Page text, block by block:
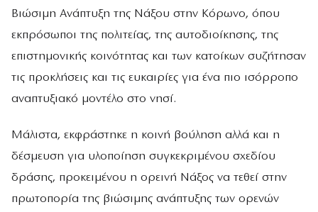
Βιώσιμη Ανάπτυξη της Νάξου στην Κόρωνο, όπου
εκπρόσωποι της πολιτείας, της αυτοδιοίκησης, της
επιστημονικής κοινότητας και των κατοίκων συζήτησαν
τις προκλήσεις και τις ευκαιρίες για ένα πιο ισόρροπο
αναπτυξιακό μοντέλο στο νησί.
Μάλιστα, εκφράστηκε η κοινή βούληση αλλά και η
δέσμευση για υλοποίηση συγκεκριμένου σχεδίου
δράσης, προκειμένου η ορεινή Νάξος να τεθεί στην
πρωτοπορία της βιώσιμης ανάπτυξης των ορενών